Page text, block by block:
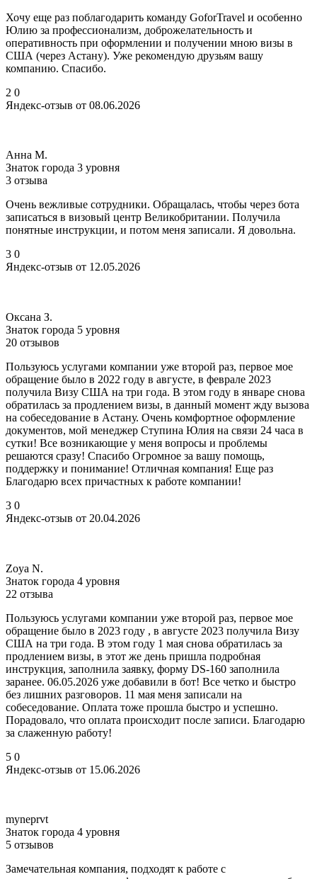
Хочу еще раз поблагодарить команду GoforTravel и особенно
Юлию за профессионализм, доброжелательность и
оперативность при оформлении и получении мною визы в
США (через Астану). Уже рекомендую друзьям вашу
компанию. Спасибо.
2 0
Яндекс-отзыв от 08.06.2026
Анна М.
Знаток города 3 уровня
3 отзыва
Очень вежливые сотрудники. Обращалась, чтобы через бота
записаться в визовый центр Великобритании. Получила
понятные инструкции, и потом меня записали. Я довольна.
3 0
Яндекс-отзыв от 12.05.2026
Оксана З.
Знаток города 5 уровня
20 отзывов
Пользуюсь услугами компании уже второй раз, первое мое
обращение было в 2022 году в августе, в феврале 2023
получила Визу США на три года. В этом году в январе снова
обратилась за продлением визы, в данный момент жду вызова
на собеседование в Астану. Очень комфортное оформление
документов, мой менеджер Ступина Юлия на связи 24 часа в
сутки! Все возникающие у меня вопросы и проблемы
решаются сразу! Спасибо Огромное за вашу помощь,
поддержку и понимание! Отличная компания! Еще раз
Благодарю всех причастных к работе компании!
3 0
Яндекс-отзыв от 20.04.2026
Zoya N.
Знаток города 4 уровня
22 отзыва
Пользуюсь услугами компании уже второй раз, первое мое
обращение было в 2023 году , в августе 2023 получила Визу
США на три года. В этом году 1 мая снова обратилась за
продлением визы, в этот же день пришла подробная
инструкция, заполнила заявку, форму DS-160 заполнила
заранее. 06.05.2026 уже добавили в бот! Все четко и быстро
без лишних разговоров. 11 мая меня записали на
собеседование. Оплата тоже прошла быстро и успешно.
Порадовало, что оплата происходит после записи. Благодарю
за слаженную работу!
5 0
Яндекс-отзыв от 15.06.2026
myneprvt
Знаток города 4 уровня
5 отзывов
Замечательная компания, подходят к работе с